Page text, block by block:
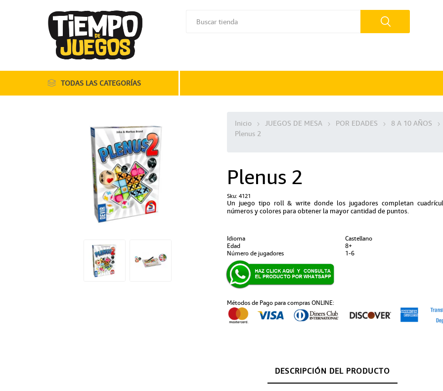
TODAS LAS CATEGORÍAS
Inicio JUEGOS DE MESA POR EDADES
8 A 10 AÑOS
Plenus 2
Plenus 2
Sku: 4121
Un juego tipo roll & write donde los jugadores completan
números y colores para obtener la mayor cantidad de puntos.
Idioma
Castellano
Edad
8+
Número de jugadores
1-6
Métodos de Pago para compras ONLINE:
DESCRIPCIÓN DEL PRODUCTO